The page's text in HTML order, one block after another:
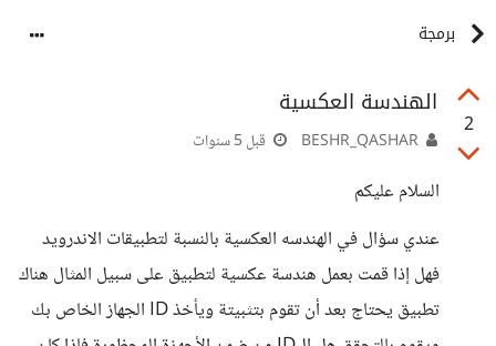
برمجة
2
الهندسة العكسية
قبل 5 سنوات
السلام عليكم
عندي سؤال في الهندسه العكسية بالنسبة لتطبيقات الاندرويد
فهل إذا قمت بعمل هندسة عكسية لتطبيق على سبيل المثال هناك
تطبيق يحتاج بعد أن تقوم بتثبيتة ويأخذ ID الجهاز الخاص بك